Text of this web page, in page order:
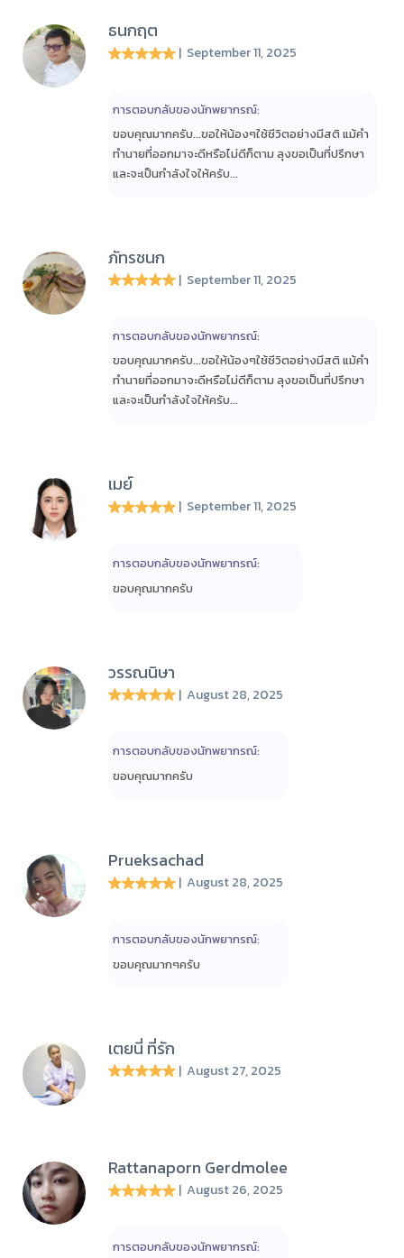
ธนกฤต
| September 11, 2025
การตอบกลับของนักพยากรณ์:
ขอบคุณมากครับ...ขอให้น้องๆใช้ชีวิตอย่างมีสติ แม้คำ
ทำนายที่ออกมาจะดีหรือไม่ดีก็ตาม ลุงขอเป็นที่ปรึกษา
และจะเป็นกำลังใจให้ครับ...
ภัทรชนก
| September 11, 2025
การตอบกลับของนักพยากรณ์:
ขอบคุณมากครับ...ขอให้น้องๆใช้ชีวิตอย่างมีสติ แม้คำ
ทำนายที่ออกมาจะดีหรือไม่ดีก็ตาม ลุงขอเป็นที่ปรึกษา
และจะเป็นกำลังใจให้ครับ...
เมย์
| September 11, 2025
การตอบกลับของนักพยากรณ์:
ขอบคุณมากครับ
วรรณนิษา
| August 28, 2025
การตอบกลับของนักพยากรณ์:
ขอบคุณมากครับ
Prueksachad
| August 28, 2025
การตอบกลับของนักพยากรณ์:
ขอบคุณมากๆครับ
เตยนี่ ที่รัก
| August 27, 2025
Rattanaporn Gerdmolee
| August 26, 2025
การตอบกลับของนักพยากรณ์: